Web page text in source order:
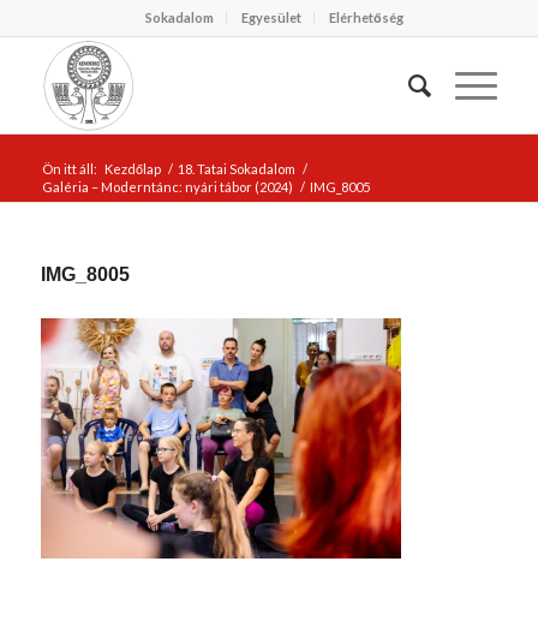
Sokadalom Egyesület Elérhetőség
Ön itt áll: Kezdőlap / 18. Tatai Sokadalom /
Galéria – Moderntánc: nyári tábor (2024) / IMG_8005
IMG_8005